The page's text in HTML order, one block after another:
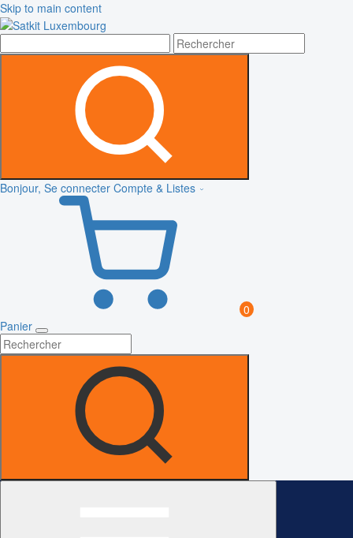
Skip to main content
Bonjour, Se connecter Compte & Listes
0
Panier